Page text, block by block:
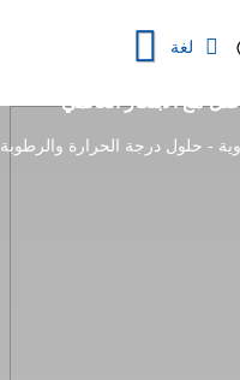
لغة
- حلول درجة الحرارة والرطوبة